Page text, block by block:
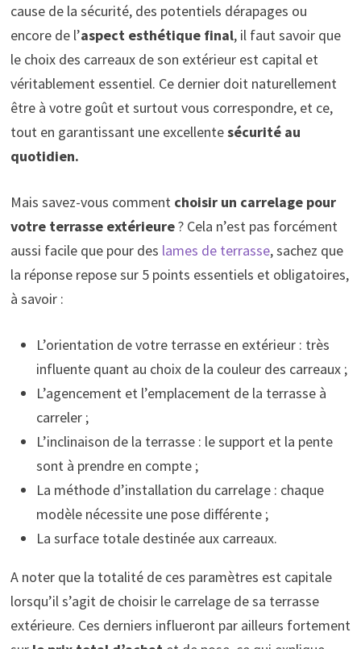
cause de la sécurité, des potentiels dérapages ou
encore de l’aspect esthétique final, il faut savoir que
le choix des carreaux de son extérieur est capital et
véritablement essentiel. Ce dernier doit naturellement
être à votre goût et surtout vous correspondre, et ce,
tout en garantissant une excellentesécurité au
quotidien.
Mais savez-vous comment choisir un carrelage pour
votre terrasse extérieure? Cela n’est pas forcément
aussi facile que pour des lames de terrasse, sachez que
la réponse repose sur 5 points essentiels et obligatoires,
à savoir :
L’orientation de votre terrasse en extérieur : très
influente quant au choix de la couleur des carreaux ;
L’agencement et l’emplacement de la terrasse à
carreler ;
L’inclinaison de la terrasse : le support et la pente
sont à prendre en compte ;
La méthode d’installation du carrelage : chaque
modèle nécessite une pose différente ;
La surface totale destinée aux carreaux.
A noter que la totalité de ces paramètres est capitale
lorsqu’il s’agit de choisir le carrelage de sa terrasse
extérieure. Ces derniers influeront par ailleurs fortement